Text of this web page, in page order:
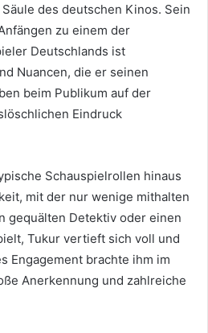
des deutschen Kinos. Sein
zu einem der
Deutschlands ist
Nuancen, die er seinen
beim Publikum auf der
Eindruck
Schauspielrollen hinaus
mit der nur wenige mithalten
gequälten Detektiv oder einen
Tukur vertieft sich voll und
Engagement brachte ihm im
Anerkennung und zahlreiche